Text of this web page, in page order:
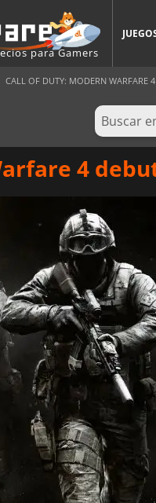
para Gamers
CALL OF DUTY: MODERN WARFARE
4